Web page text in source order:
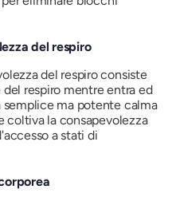
del respiro
del respiro consiste
respiro mentre entra ed
semplice ma potente calma
coltiva la consapevolezza
a stati di